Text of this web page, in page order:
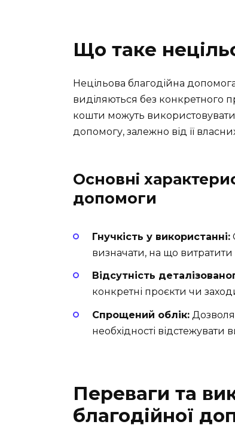
Що таке
Нецільова благодійна
виділяються без конкретного
кошти можуть
допомогу, залежно від її
Основні
допомоги
Гнучкість у використанні:
визначати, на що
Відсутність
конкретні проєкти чи
Спрощений облік:
необхідності
Переваги та
благодійної